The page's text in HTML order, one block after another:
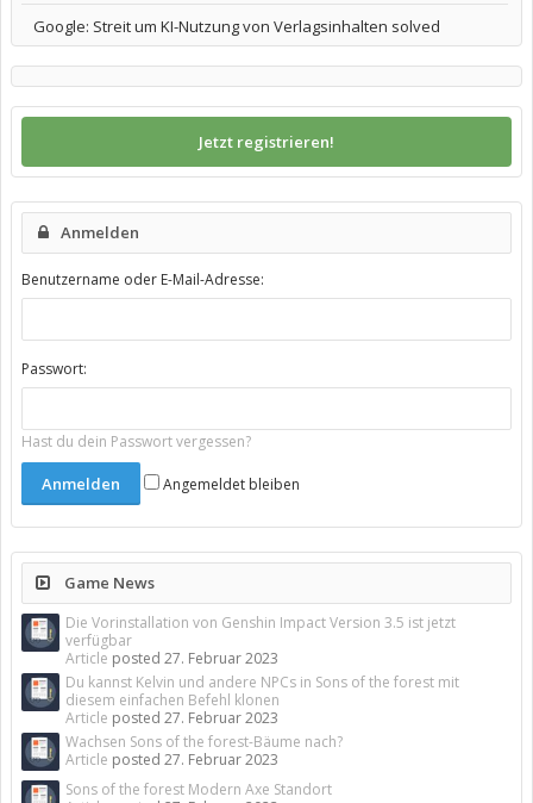
Google: Streit um KI-Nutzung von Verlagsinhalten solved
Jetzt registrieren!
Anmelden
Benutzername oder E-Mail-Adresse:
Passwort:
Hast du dein Passwort vergessen?
Angemeldet bleiben
Game News
Die Vorinstallation von Genshin Impact Version 3.5 ist jetzt
verfügbar
Article posted 27. Februar 2023
Du kannst Kelvin und andere NPCs in Sons of the forest mit
diesem einfachen Befehl klonen
Article posted 27. Februar 2023
Wachsen Sons of the forest-Bäume nach?
Article posted 27. Februar 2023
Sons of the forest Modern Axe Standort